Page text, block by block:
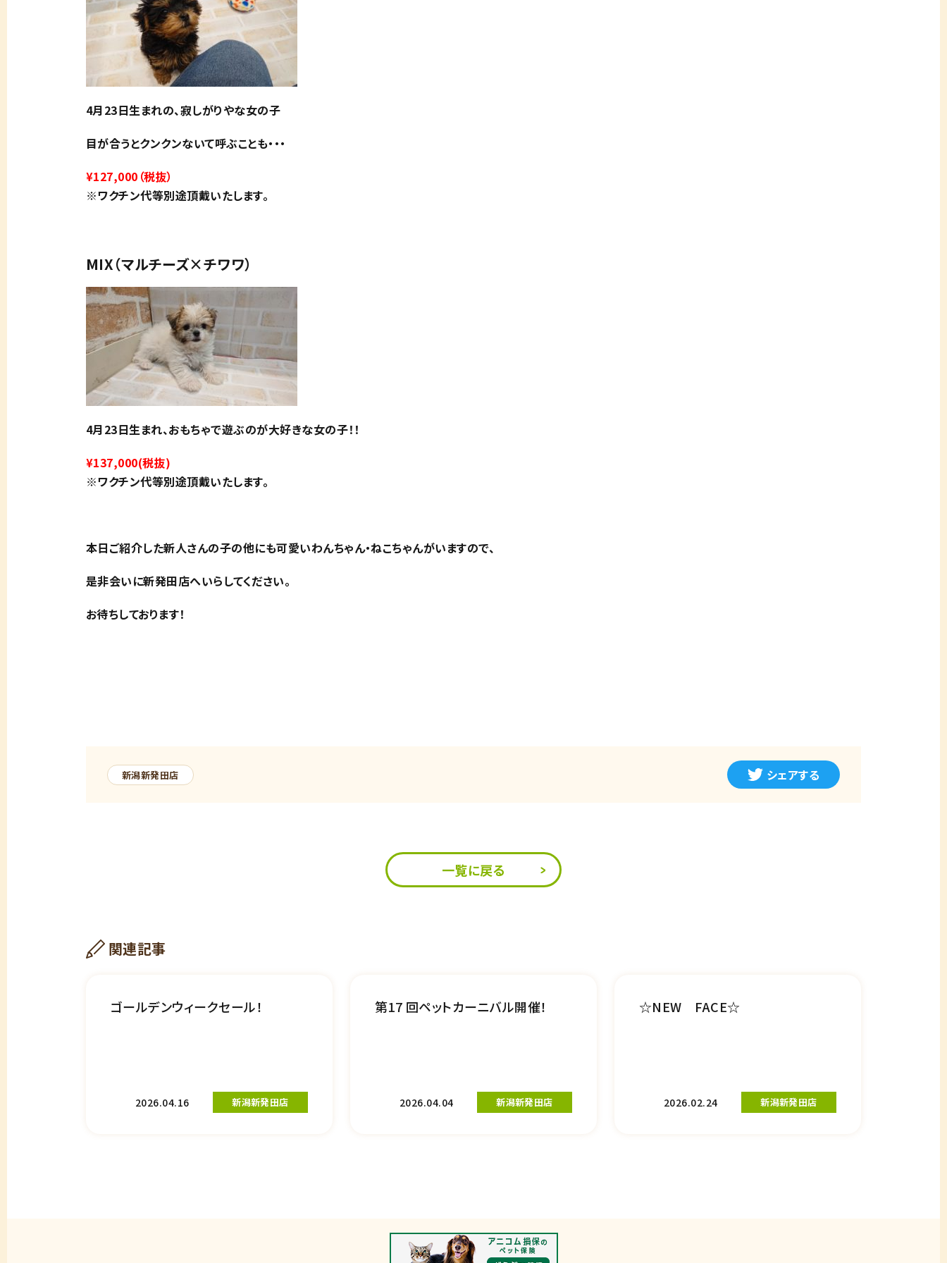
4月23日生まれの、寂しがりやな女の子
目が合うとクンクンないて呼ぶことも・・・
¥127,000（税抜）
※ワクチン代等別途頂戴いたします。
MIX（マルチーズ×チワワ）
4月23日生まれ、おもちゃで遊ぶのが大好きな女の子！！
¥137,000(税抜)
※ワクチン代等別途頂戴いたします。
本日ご紹介した新人さんの子の他にも可愛いわんちゃん・ねこちゃんがいますので、
是非会いに新発田店へいらしてください。
お待ちしております！
新潟新発田店 シェアする
一覧に戻る
関連記事
ゴールデンウィークセール！
2026.04.16 新潟新発田店
第17 回ペットカーニバル開催！
2026.04.04 新潟新発田店
☆NEW FACE☆
2026.02.24 新潟新発田店